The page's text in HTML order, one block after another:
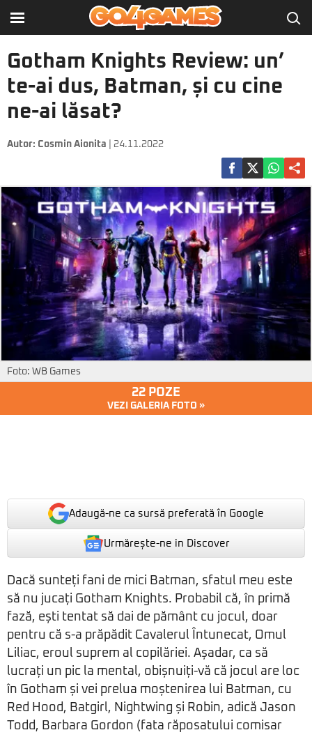
Gotham Knights Review: un’
te-ai dus, Batman, și cu cine
ne-ai lăsat?
Autor: Cosmin Aionita | 24.11.2022
Foto: WB Games
22 POZE
VEZI GALERIA FOTO »
Adaugă-ne ca sursă preferată în Google
Urmărește-ne in Discover
Dacă sunteți fani de mici Batman, sfatul meu este
să nu jucați Gotham Knights. Probabil că, în primă
fază, ești tentat să dai de pământ cu jocul, doar
pentru că s-a prăpădit Cavalerul Întunecat, Omul
Liliac, eroul suprem al copilăriei. Așadar, ca să
lucrați un pic la mental, obișnuiți-vă că jocul are loc
în Gotham și vei prelua moștenirea lui Batman, cu
Red Hood, Batgirl, Nightwing și Robin, adică Jason
Todd, Barbara Gordon (fata răposatului comisar